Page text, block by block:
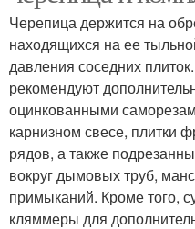
Черепица держится на
находящихся на ее
давления соседних
рекомендуют
оцинкованными
карнизном свесе, плитки
рядов, а также
вокруг дымовых труб,
примыканий. Кроме того,
кляммеры для